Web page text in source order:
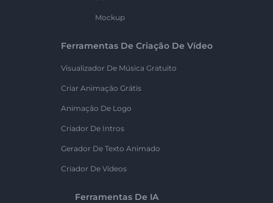
Mockup
Ferramentas De Criação De Vídeo
Visualizador De Música Gratuito
Criar Animação Grátis
Animação De Logo
Criador De Intros
Gerador De Texto Animado
Criador De Vídeos
Ferramentas De IA